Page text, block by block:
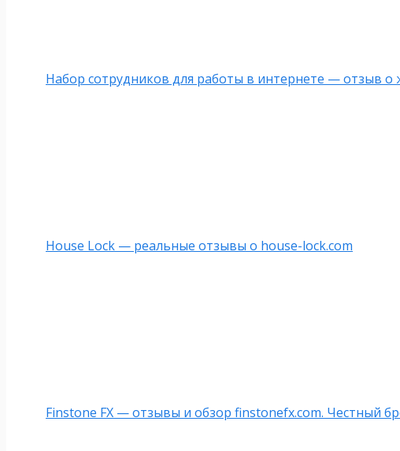
Набор сотрудников для работы в интернете — отзыв о
House Lock — реальные отзывы о house-lock.com
Finstone FX — отзывы и обзор finstonefx.com. Честный